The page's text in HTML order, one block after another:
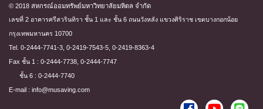
© 2018 สหกรณ์ออมทรัพย์มหาวิทยาลัยมหิดล จำกัด
เลขที่ 2 อาคารศรีสวรินทิรา ชั้น 1 และ ชั้น 6 ถนนวังหลัง แขวงศิริราช เขตบางกอกน้อย
กรุงเทพมหานคร 10700
Tel. 0-2444-7741-3, 0-2419-7543-5, 0-2419-8363-4
Fax ชั้น 1 : 0-2444-7738, 0-2444-7747
ชั้น 6 : 0-2444-7740
E-mail : info@musaving.com